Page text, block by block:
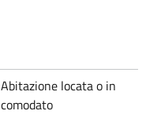
Abitazione locata o in
comodato